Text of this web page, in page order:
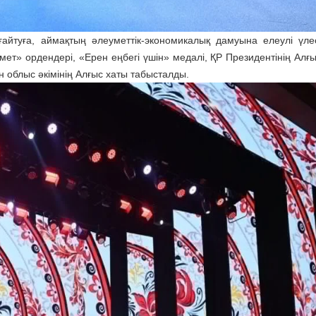
аймақтың әлеуметтік-экономикалық дамуына елеулі
ордендері, «Ерен еңбегі үшін» медалі, ҚР Президентінің
әкімінің Алғыс хаты табысталды.